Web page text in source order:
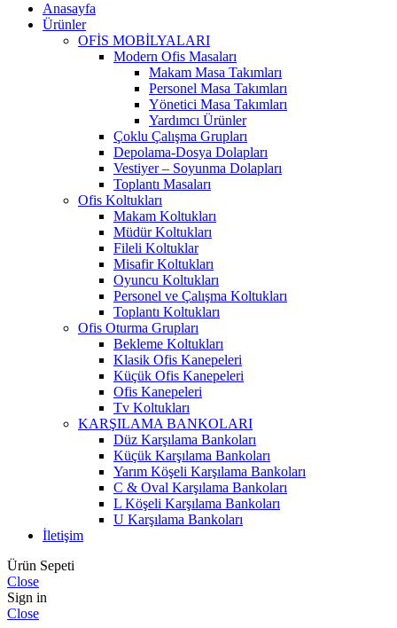
Anasayfa
Ürünler
OFİS MOBİLYALARI
Modern Ofis Masaları
Makam Masa Takımları
Personel Masa Takımları
Yönetici Masa Takımları
Yardımcı Ürünler
Çoklu Çalışma Grupları
Depolama-Dosya Dolapları
Vestiyer – Soyunma Dolapları
Toplantı Masaları
Ofis Koltukları
Makam Koltukları
Müdür Koltukları
Fileli Koltuklar
Misafir Koltukları
Oyuncu Koltukları
Personel ve Çalışma Koltukları
Toplantı Koltukları
Ofis Oturma Grupları
Bekleme Koltukları
Klasik Ofis Kanepeleri
Küçük Ofis Kanepeleri
Ofis Kanepeleri
Tv Koltukları
KARŞILAMA BANKOLARI
Düz Karşılama Bankoları
Küçük Karşılama Bankoları
Yarım Köşeli Karşılama Bankoları
C & Oval Karşılama Bankoları
L Köşeli Karşılama Bankoları
U Karşılama Bankoları
İletişim
Ürün Sepeti
Close
Sign in
Close